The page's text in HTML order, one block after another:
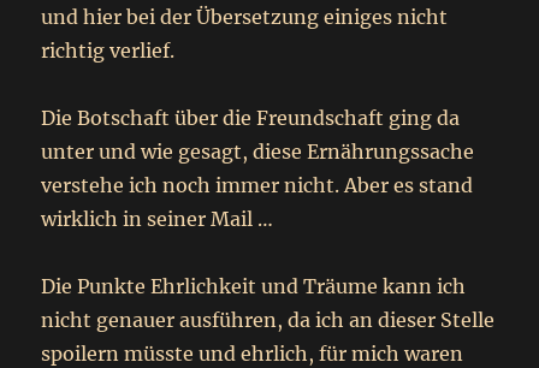
und hier bei der Übersetzung einiges nicht
richtig verlief.
Die Botschaft über die Freundschaft ging da
unter und wie gesagt, diese Ernährungssache
verstehe ich noch immer nicht. Aber es stand
wirklich in seiner Mail …
Die Punkte Ehrlichkeit und Träume kann ich
nicht genauer ausführen, da ich an dieser Stelle
spoilern müsste und ehrlich, für mich waren